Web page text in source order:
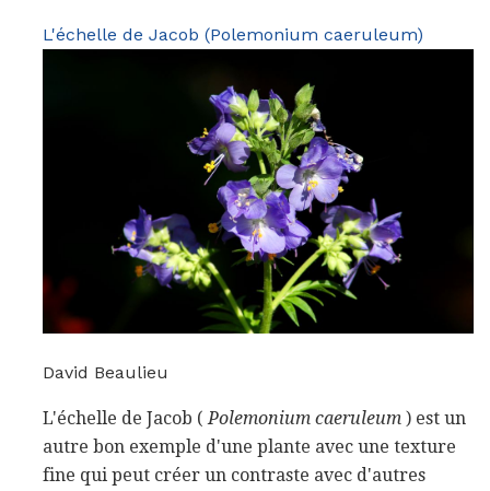
L'échelle de Jacob (Polemonium caeruleum)
David Beaulieu
L'échelle de Jacob (Polemonium caeruleum ) est un
autre bon exemple d'une plante avec une texture
fine qui peut créer un contraste avec d'autres